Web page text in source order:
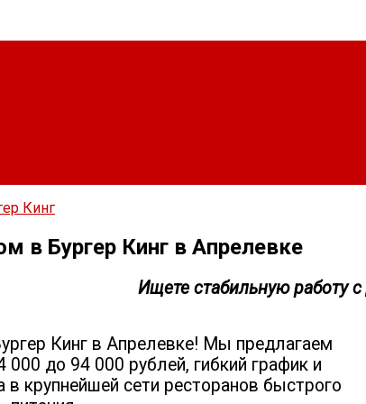
Кинг
в Бургер Кинг в Апрелевке
Ищете стабильную работу
Кинг в Апрелевке! Мы предлагаем
000 до 94 000 рублей, гибкий график и
крупнейшей сети ресторанов быстрого